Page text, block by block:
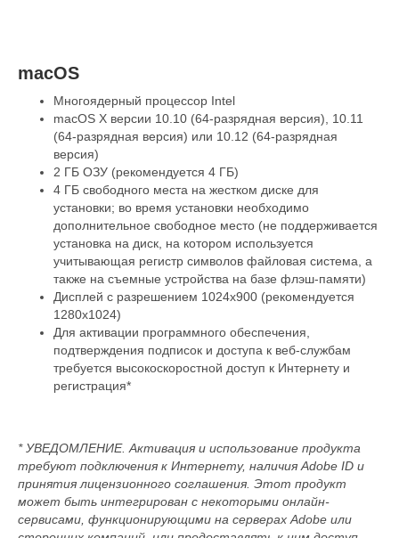
macOS
Многоядерный процессор Intel
macOS X версии 10.10 (64-разрядная версия), 10.11
(64-разрядная версия) или 10.12 (64-разрядная
версия)
2 ГБ ОЗУ (рекомендуется 4 ГБ)
4 ГБ свободного места на жестком диске для
установки; во время установки необходимо
дополнительное свободное место (не поддерживается
установка на диск, на котором используется
учитывающая регистр символов файловая система, а
также на съемные устройства на базе флэш-памяти)
Дисплей с разрешением 1024x900 (рекомендуется
1280x1024)
Для активации программного обеспечения,
подтверждения подписок и доступа к веб-службам
требуется высокоскоростной доступ к Интернету и
регистрация*
* УВЕДОМЛЕНИЕ. Активация и использование продукта
требуют подключения к Интернету, наличия Adobe ID и
принятия лицензионного соглашения. Этот продукт
может быть интегрирован с некоторыми онлайн-
сервисами, функционирующими на серверах Adobe или